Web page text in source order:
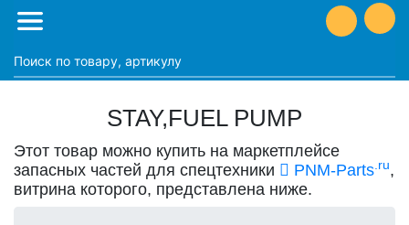
STAY,FUEL PUMP
Этот товар можно купить на маркетплейсе
запасных частей для спецтехники
PNM-Parts.ru,
витрина которого, представлена ниже.